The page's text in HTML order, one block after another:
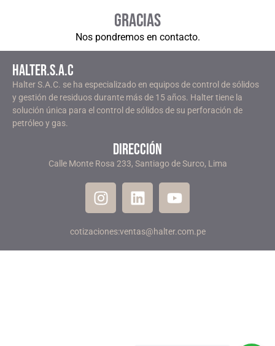
Gracias
Nos pondremos en contacto.
Halter.S.A.C
Halter S.A.C. se ha especializado en equipos de control de sólidos
y gestión de residuos durante más de 15 años. Halter tiene la
solución única para el control de sólidos de su perforación de
petróleo y gas.
dirección
Calle Monte Rosa 233, Santiago de Surco, Lima
cotizaciones:ventas@halter.com.pe